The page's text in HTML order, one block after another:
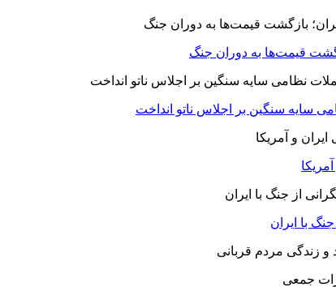
قیمت‌ها به دوران جنگ
سایه سنگین بر اجلاس ناتو انداخت
با ایران
جمعی